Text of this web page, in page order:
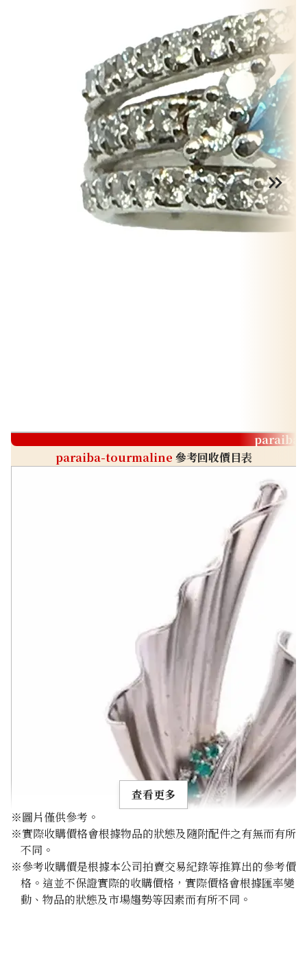
paraiba-tourmaline 參考回收價目表
Paraiba tourmaline brooch 0.51 ct
參考回收價
查看更多
※圖片僅供參考。
※實際收購價格會根據物品的狀態及隨附配件之有無而有所
不同。
※參考收購價是根據本公司拍賣交易紀錄等推算出的參考價
格。這並不保證實際的收購價格，實際價格會根據匯率變
動、物品的狀態及市場趨勢等因素而有所不同。